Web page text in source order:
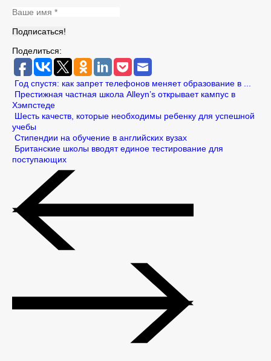
Поделиться:
Год спустя: как запрет телефонов меняет образование в ...
Престижная частная школа Alleyn’s открывает кампус в
Хэмпстеде
Шесть качеств, которые необходимы ребенку для успешной
учебы
Стипендии на обучение в английских вузах
Британские школы вводят единое тестирование для
поступающих